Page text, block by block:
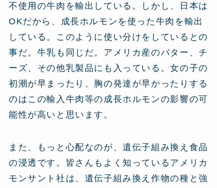
不使用の牛肉を輸出している。しかし、日本は
OKだから、成長ホルモンを使った牛肉を輸出
している。このように使い分けをしているとの
事だ。牛乳も同じだ。アメリカ産のバター、チ
ーズ、その他乳製品にも入っている。女の子の
初潮が早まったり、胸の発達が早かったりする
のはこの輸入牛肉等の成長ホルモンの影響の可
能性が高いと思います。
また、もっと心配なのが、遺伝子組み換え食品
の浸透です。皆さんもよく知っているアメリカ
モンサント社は、遺伝子組み換え作物の種と強